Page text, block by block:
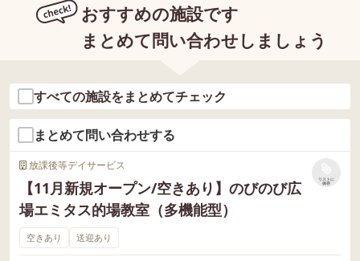
おすすめの施設です
まとめて問い合わせしましょう
すべての施設をまとめてチェック
まとめて問い合わせする
放課後等デイサービス
【11月新規オープン/空きあり】のびのび広
場エミタス的場教室（多機能型）
リストに
保存
空きあり 送迎あり